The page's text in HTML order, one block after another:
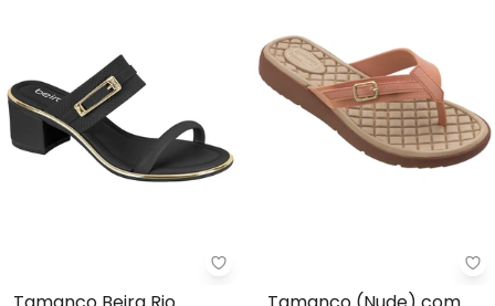
Beira Rio - Tamanco Beira Rio